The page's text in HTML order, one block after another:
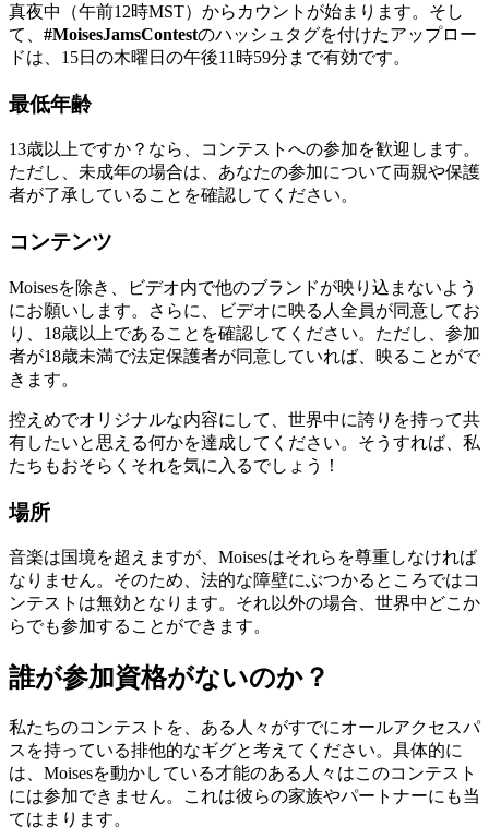
真夜中（午前12時MST）からカウントが始まります。そし
て、 #MoisesJamsContestのハッシュタグを付けたアップロー
ドは、15日の木曜日の午後11時59分まで有効です。
最低年齢
13歳以上ですか？なら、コンテストへの参加を歓迎します。
ただし、未成年の場合は、あなたの参加について両親や保護
者が了承していることを確認してください。
コンテンツ
Moisesを除き、ビデオ内で他のブランドが映り込まないよう
にお願いします。さらに、ビデオに映る人全員が同意してお
り、18歳以上であることを確認してください。ただし、参加
者が18歳未満で法定保護者が同意していれば、映ることがで
きます。
控えめでオリジナルな内容にして、世界中に誇りを持って共
有したいと思える何かを達成してください。そうすれば、私
たちもおそらくそれを気に入るでしょう！
場所
音楽は国境を超えますが、Moisesはそれらを尊重しなければ
なりません。そのため、法的な障壁にぶつかるところではコ
ンテストは無効となります。それ以外の場合、世界中どこか
らでも参加することができます。
誰が参加資格がないのか？
私たちのコンテストを、ある人々がすでにオールアクセスパ
スを持っている排他的なギグと考えてください。具体的に
は、Moisesを動かしている才能のある人々はこのコンテスト
には参加できません。これは彼らの家族やパートナーにも当
てはまります。